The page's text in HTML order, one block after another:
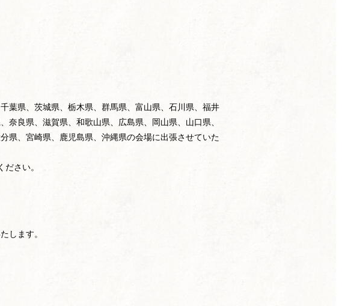
葉県、茨城県、栃木県、群馬県、富山県、石川県、福井
良県、滋賀県、和歌山県、広島県、岡山県、山口県、
県、宮崎県、鹿児島県、沖縄県の会場に出張させていた
さい。
します。